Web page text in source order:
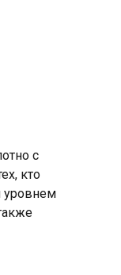
с
кто
уровнем